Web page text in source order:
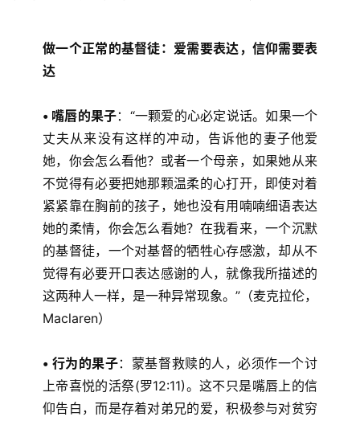
做一个正常的基督徒：爱需要表达，信仰需要表
达
• 嘴唇的果子：“一颗爱的心必定说话。如果一个
丈夫从来没有这样的冲动，告诉他的妻子他爱
她，你会怎么看他？或者一个母亲，如果她从来
不觉得有必要把她那颗温柔的心打开，即使对着
紧紧靠在胸前的孩子，她也没有用喃喃细语表达
她的柔情，你会怎么看她？在我看来，一个沉默
的基督徒，一个对基督的牺牲心存感激，却从不
觉得有必要开口表达感谢的人，就像我所描述的
这两种人一样，是一种异常现象。”（麦克拉伦，
Maclaren）
• 行为的果子：蒙基督救赎的人，必须作一个讨
上帝喜悦的活祭(罗12:11)。这不只是嘴唇上的信
仰告白，而是存着对弟兄的爱，积极参与对贫穷